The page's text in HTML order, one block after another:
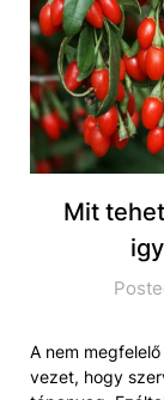
Mit
A nem
vezet, hogy